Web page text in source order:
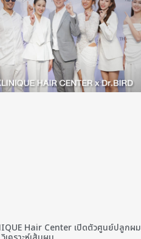
Hair Center เปิดตัวศูนย์ปลูกผม